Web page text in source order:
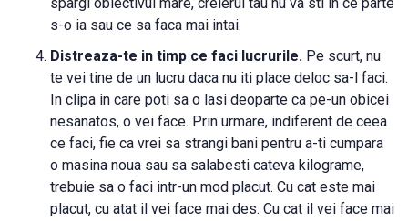
s-o ia sau ce sa faca mai intai.
Distreaza-te in timp ce faci lucrurile. Pe scurt, nu
te vei tine de un lucru daca nu iti place deloc sa-l faci.
In clipa in care poti sa o lasi deoparte ca pe-un obicei
nesanatos, o vei face. Prin urmare, indiferent de ceea
ce faci, fie ca vrei sa strangi bani pentru a-ti cumpara
o masina noua sau sa salabesti cateva kilograme,
trebuie sa o faci intr-un mod placut. Cu cat este mai
placut, cu atat il vei face mai des. Cu cat il vei face mai